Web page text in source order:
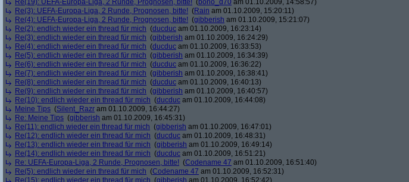
Re(19): UEFA-Europa-Liga, 2 Runde, Prognosen, bitte! (bono_d70 am 01.10.2009, 14:58:57)
Re(3): UEFA-Europa-Liga, 2 Runde, Prognosen, bitte! (Rain am 01.10.2009, 15:20:11)
Re(4): UEFA-Europa-Liga, 2 Runde, Prognosen, bitte! (gibberish am 01.10.2009, 15:21:07)
Re(2): endlich wieder ein thread für mich (ducduc am 01.10.2009, 16:23:14)
Re(3): endlich wieder ein thread für mich (gibberish am 01.10.2009, 16:24:29)
Re(4): endlich wieder ein thread für mich (ducduc am 01.10.2009, 16:33:53)
Re(5): endlich wieder ein thread für mich (gibberish am 01.10.2009, 16:34:39)
Re(6): endlich wieder ein thread für mich (ducduc am 01.10.2009, 16:36:22)
Re(7): endlich wieder ein thread für mich (gibberish am 01.10.2009, 16:38:41)
Re(8): endlich wieder ein thread für mich (ducduc am 01.10.2009, 16:40:13)
Re(9): endlich wieder ein thread für mich (gibberish am 01.10.2009, 16:40:57)
Re(10): endlich wieder ein thread für mich (ducduc am 01.10.2009, 16:44:08)
Meine Tips (Silent_Razr am 01.10.2009, 16:44:27)
Re: Meine Tips (gibberish am 01.10.2009, 16:45:31)
Re(11): endlich wieder ein thread für mich (gibberish am 01.10.2009, 16:47:01)
Re(12): endlich wieder ein thread für mich (ducduc am 01.10.2009, 16:48:31)
Re(13): endlich wieder ein thread für mich (gibberish am 01.10.2009, 16:49:14)
Re(14): endlich wieder ein thread für mich (ducduc am 01.10.2009, 16:51:21)
Re: UEFA-Europa-Liga, 2 Runde, Prognosen, bitte! (Codename 47 am 01.10.2009, 16:51:40)
Re(5): endlich wieder ein thread für mich (Codename 47 am 01.10.2009, 16:52:31)
Re(15): endlich wieder ein thread für mich (gibberish am 01.10.2009, 16:52:42)